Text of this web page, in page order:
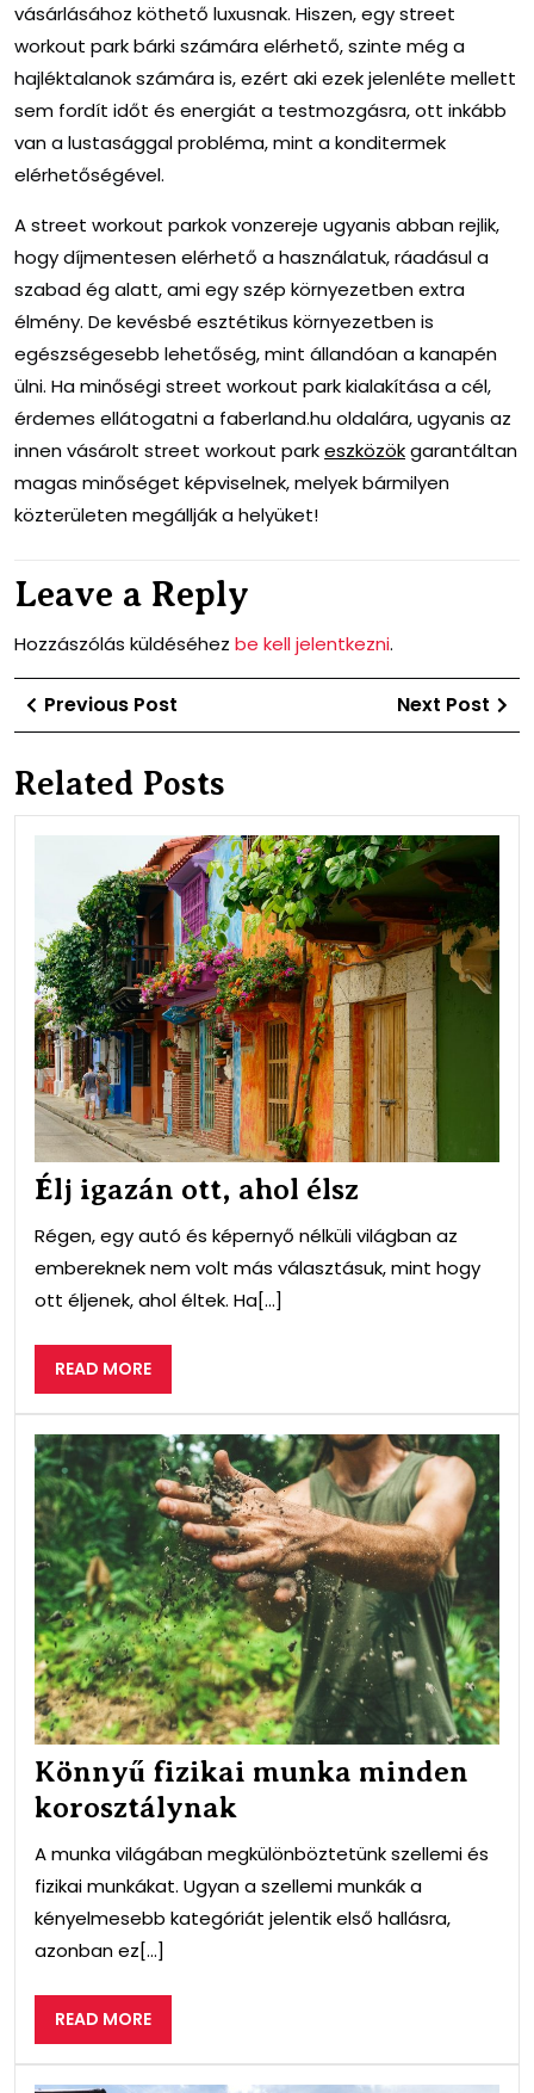
vásárlásához köthető luxusnak. Hiszen, egy street
workout park bárki számára elérhető, szinte még a
hajléktalanok számára is, ezért aki ezek jelenléte mellett
sem fordít időt és energiát a testmozgásra, ott inkább
van a lustasággal probléma, mint a konditermek
elérhetőségével.
Astreet workout parkokvonzereje ugyanis abban rejlik,
hogy díjmentesen elérhető a használatuk, ráadásul a
szabad ég alatt, ami egy szép környezetben extra
élmény. De kevésbé esztétikus környezetben is
egészségesebb lehetőség, mint állandóan a kanapén
ülni. Ha minőségi street workout park kialakítása a cél,
érdemes ellátogatni a faberland.hu oldalára, ugyanis az
innen vásárolt street workout parkeszközökgarantáltan
magas minőséget képviselnek, melyek bármilyen
közterületen megállják a helyüket!
Leave a Reply
Hozzászólás küldéséhez be kell jelentkezni.
Bejegyzés
navigáció
Previous Post
Post
Next Post
Related Posts
élsz
Élj igazán ott, ahol élsz
Régen, egy autó és képernyő nélküli világban az
embereknek nem volt más választásuk, mint hogy
ott éljenek, ahol éltek. Ha[...]
READ MOREREAD
MORE
Könnyű fizikai munka minden
korosztálynak
A munka világában megkülönböztetünk szellemi és
fizikai munkákat. Ugyan a szellemi munkák a
kényelmesebb kategóriát jelentik első hallásra,
azonban ez[...]
READ MOREREAD
MORE